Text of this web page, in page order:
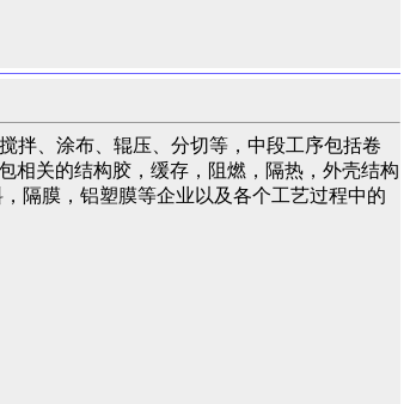
拌、涂布、辊压、分切等，中段工序包括卷
相关的结构胶，缓存，阻燃，隔热，外壳结构
隔膜，铝塑膜等企业以及各个工艺过程中的